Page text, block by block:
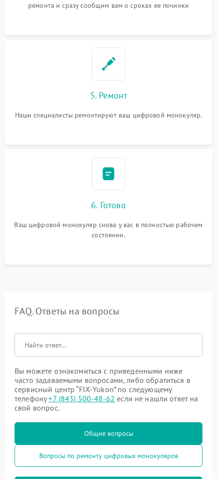
ремонта и сразу сообщим вам о сроках ее починки
5. Ремонт
Наши специалисты ремонтируют ваш цифровой монокуляр.
6. Готово
Ваш цифровой монокуляр снова у вас в полностью рабочем
состоянии.
FAQ. Ответы на вопросы
Вы можете ознакомиться с приведенными ниже
часто задаваемыми вопросами, либо обратиться в
сервисный центр “FIX-Yukon” по следующему
телефону+7 (843) 500-48-62 если не нашли ответ на
свой вопрос.
Общие вопросы
Вопросы по ремонту цифровых монокуляров